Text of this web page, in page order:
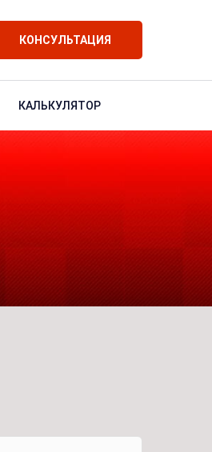
КОНСУЛЬТАЦИЯ
КАЛЬКУЛЯТОР